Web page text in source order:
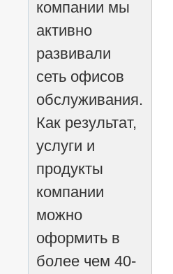
компании мы
активно
развивали
сеть офисов
обслуживания.
Как результат,
услуги и
продукты
компании
можно
оформить в
более чем 40-